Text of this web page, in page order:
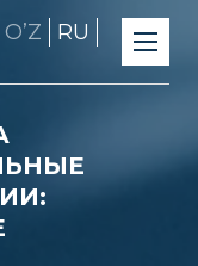
OʼZ RU